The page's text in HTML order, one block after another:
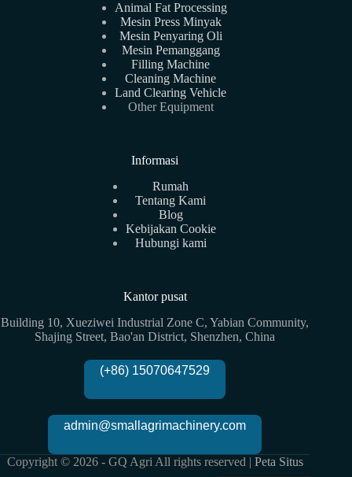
Animal Fat Processing
Mesin Press Minyak
Mesin Penyaring Oli
Mesin Pemanggang
Filling Machine
Cleaning Machine
Land Clearing Vehicle
Other Equipment
Informasi
Rumah
Tentang Kami
Blog
Kebijakan Cookie
Hubungi kami
Kantor pusat
Building 10, Xueziwei Industrial Zone C, Yabian Community,
Shajing Street, Bao'an District, Shenzhen, China
(+86) 15070647529
admin@smallagrimachinery.com
Copyright © 2026 - GQ Agri All rights reserved | Peta Situs